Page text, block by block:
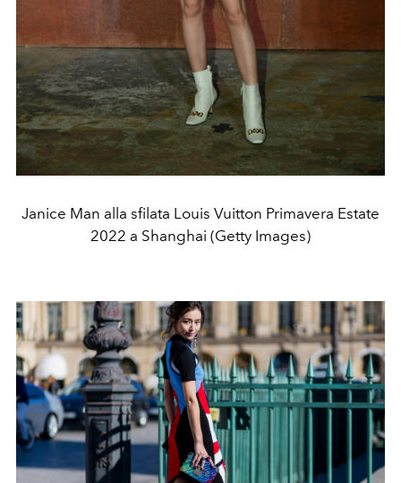
Janice Man alla sfilata Louis Vuitton Primavera Estate
2022 a Shanghai (Getty Images)